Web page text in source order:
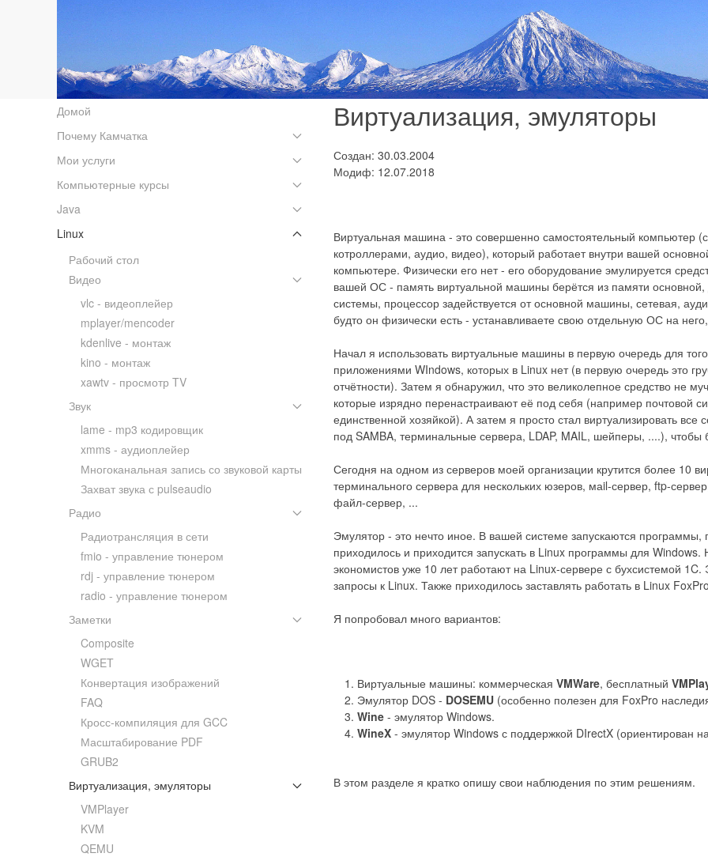
Виртуализация, эмуляторы
Создан: 30.03.2004
Модиф: 12.07.2018
Виртуальная машина - это совершенно самостоятельный компьютер
котроллерами, аудио, видео), который работает внутри вашей
компьютере. Физически его нет - его оборудование эмулируется
вашей ОС - память виртуальной машины берётся из памяти
системы, процессор задействуется от основной машины, сетевая,
будто он физически есть - устанавливаете свою отдельную ОС на
Начал я использовать виртуальные машины в первую очередь для
приложениями WIndows, которых в Linux нет (в первую очередь это
отчётности). Затем я обнаружил, что это великолепное средство не
которые изрядно перенастраивают её под себя (например почтовой
единственной хозяйкой). А затем я просто стал виртуализировать
под SAMBA, терминальные сервера, LDAP, MAIL, шейперы, ....), чтобы
Сегодня на одном из серверов моей организации крутится более 10
терминального сервера для нескольких юзеров, маil-сервер, ftp-
файл-сервер, ...
Эмулятор - это нечто иное. В вашей системе запускаются
приходилось и приходится запускать в Linux программы для
экономистов уже 10 лет работают на Linux-сервере с бухсистемой
запросы к Linux. Также приходилось заставлять работать в Linux
Я попробовал много вариантов:
Виртуальные машины: коммерческая VMWare, бесплатный
Эмулятор DOS - DOSEMU (особенно полезен для FoxPro
Wine - эмулятор Windows.
WineX - эмулятор Windows с поддержкой DIrectX (ориентирован
В этом разделе я кратко опишу свои наблюдения по этим решениям.
Домой
Почему Камчатка
Мои услуги
Компьютерные курсы
Java
Linux
Рабочий стол
Видео
vlc - видеоплейер
mplayer/mencoder
kdenlive - монтаж
kino - монтаж
xawtv - просмотр TV
Звук
lame - mp3 кодировщик
xmms - аудиоплейер
Многоканальная запись со звуковой карты
Захват звука с pulseaudio
Радио
Радиотрансляция в сети
fmio - управление тюнером
rdj - управление тюнером
radio - управление тюнером
Заметки
Composite
WGET
Конвертация изображений
FAQ
Кросс-компиляция для GCC
Масштабирование PDF
GRUB2
Виртуализация, эмуляторы
VMPlayer
KVM
QEMU